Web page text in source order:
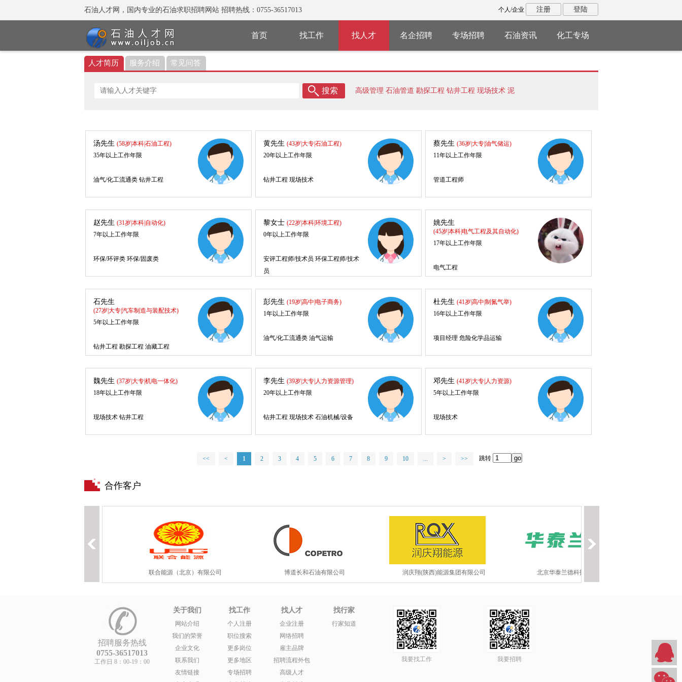
石油人才网，国内专业的石油求职招聘网站 招聘热线：0755-36517013 个人/企业 注册 登陆
首页 找工作 找人才 名企招聘 专场招聘 石油资讯 化工专场
人才简历 服务介绍 常见问答
高级管理 石油管道 勘探工程 钻井工程 现场技术 泥
汤先生 (58岁|本科|石油工程)
35年以上工作年限
油气/化工流通类 钻井工程
黄先生 (43岁|大专|石油工程)
20年以上工作年限
钻井工程 现场技术
蔡先生 (36岁|大专|油气储运)
11年以上工作年限
管道工程师
赵先生 (31岁|本科|自动化)
7年以上工作年限
环保/环评类 环保/固废类
黎女士 (22岁|本科|环境工程)
0年以上工作年限
安评工程师/技术员 环保工程师/技术
员
姚先生
(45岁|本科|电气工程及其自动化)
17年以上工作年限
电气工程
石先生
(27岁|大专|汽车制造与装配技术)
5年以上工作年限
钻井工程 勘探工程 油藏工程
彭先生 (19岁|高中|电子商务)
1年以上工作年限
油气/化工流通类 油气运输
杜先生 (41岁|高中|制氮气举)
16年以上工作年限
项目经理 危险化学品运输
魏先生 (37岁|大专|机电一体化)
18年以上工作年限
现场技术 钻井工程
李先生 (39岁|大专|人力资源管理)
20年以上工作年限
钻井工程 现场技术 石油机械/设备
邓先生 (41岁|大专|人力资源)
5年以上工作年限
现场技术
<< < 1 2 3 4 5 6 7 8 9 10 ... > >> 跳转
合作客户
联合能源（北京）有限公司 博道长和石油有限公司 润庆翔(陕西)能源集团有限公司 北京华泰兰德科技有限公司
招聘服务热线
0755-36517013
工作日 8：00-19：00
关于我们
网站介绍
我们的荣誉
企业文化
联系我们
友情链接
找工作
个人注册
职位搜索
更多岗位
更多地区
专场招聘
找人才
企业注册
网络招聘
雇主品牌
招聘流程外包
高级人才
找行家
行家知道
我要找工作 我要招聘